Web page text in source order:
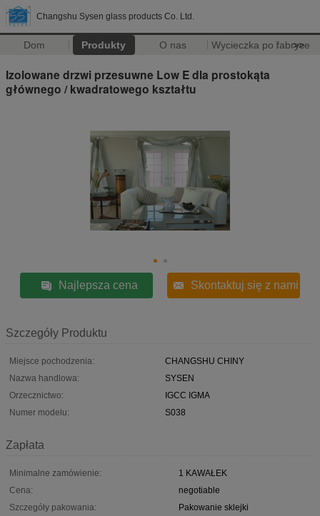
Changshu Sysen glass products Co. Ltd.
Dom Produkty O nas Wycieczka po fabryce
>>
Izolowane drzwi przesuwne Low E dla prostokąta
głównego / kwadratowego kształtu
Najlepsza cena Skontaktuj się z nami
Szczegóły Produktu
Miejsce pochodzenia:
CHANGSHU CHINY
Nazwa handlowa:
SYSEN
Orzecznictwo:
IGCC IGMA
Numer modelu:
S038
Zapłata
Minimalne zamówienie:
1 KAWAŁEK
Cena:
negotiable
Szczegóły pakowania:
Pakowanie sklejki